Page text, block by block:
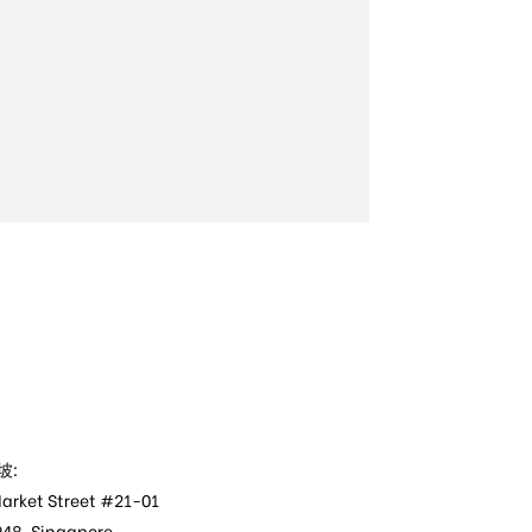
:
Street #21-01